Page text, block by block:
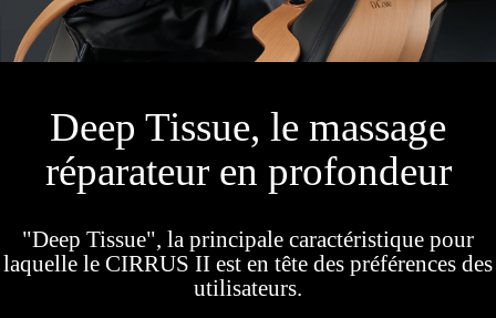
Deep Tissue, le massage
réparateur en profondeur
"Deep Tissue", la principale caractéristique pour
laquelle le CIRRUS II est en tête des préférences des
utilisateurs.